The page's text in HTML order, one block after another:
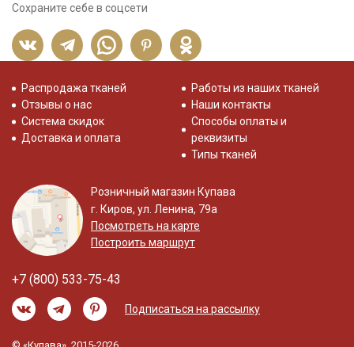
Сохраните себе в соцсети
Распродажа тканей
Отзывы о нас
Система скидок
Доставка и оплата
Работы из наших тканей
Наши контакты
Способы оплаты и
реквизиты
Типы тканей
Розничный магазин Купава
г. Киров, ул. Ленина, 79а
Посмотреть на карте
Построить маршрут
+7 (800) 533-75-43
Подписаться на рассылку